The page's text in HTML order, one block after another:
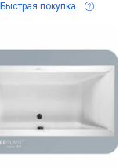
Быстрая покупка